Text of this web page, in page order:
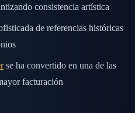
consistencia artística
de referencias históricas
se ha convertido en una de las
facturación